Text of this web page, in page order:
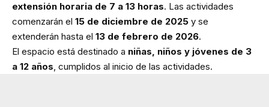
extensión horaria de 7 a 13 horas. Las actividades
comenzarán el 15 de diciembre de 2025 y se
extenderán hasta el 13 de febrero de 2026.
El espacio está destinado a niñas, niños y jóvenes de 3
a 12 años, cumplidos al inicio de las actividades.